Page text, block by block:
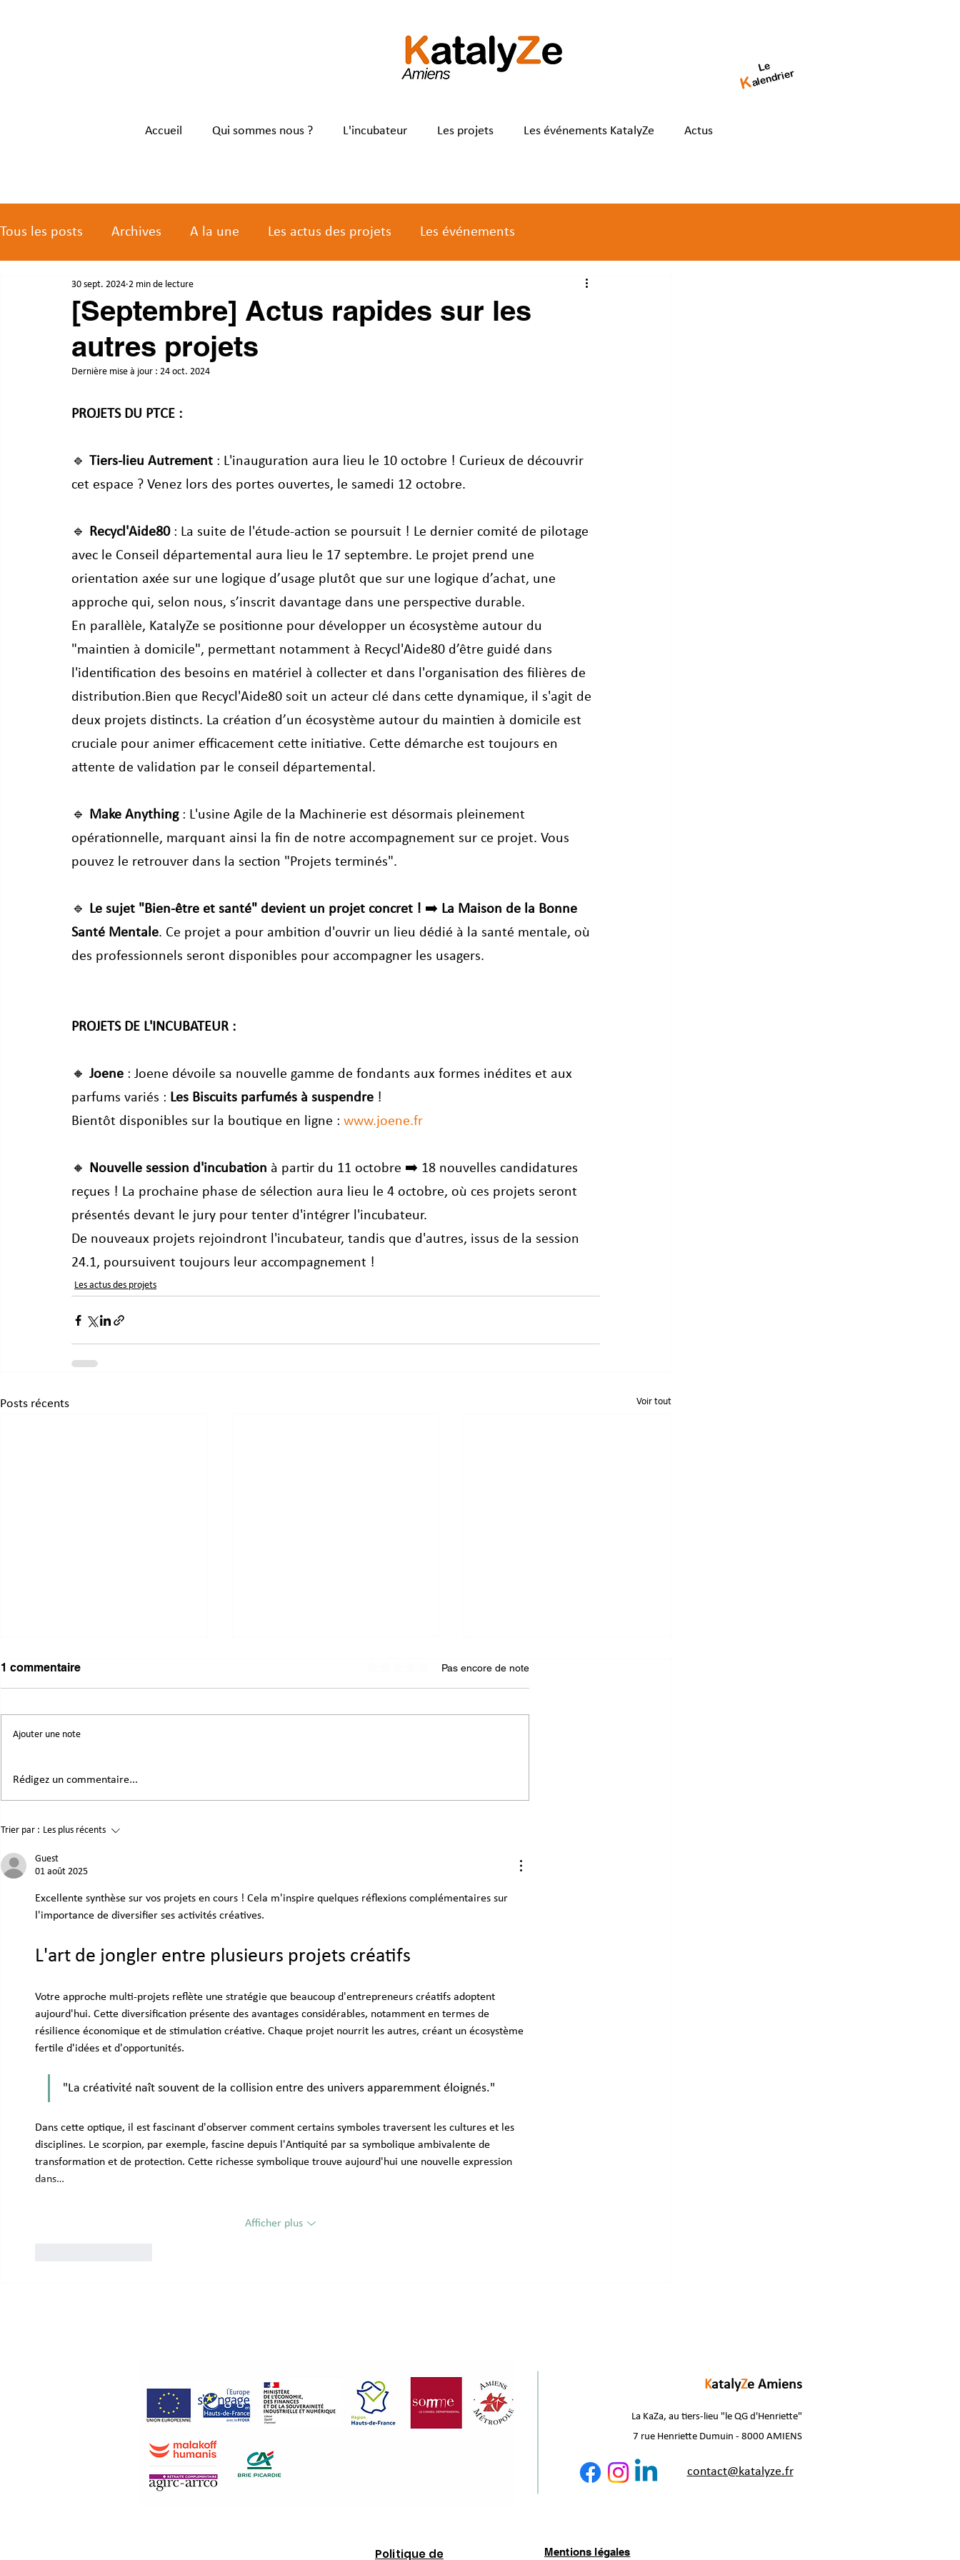
Accueil Qui sommes nous ? L'incubateur Les projets Les événements KatalyZe Actus
Le
Kalendrier
Tous les posts Archives A la une Les actus des projets Les événements
Les actus des membres
[Septembre] Actus rapides sur les
autres projets
30 sept. 2024 2 min de lecture
Dernière mise à jour : 24 oct. 2024
PROJETS DU PTCE :
🔹 Tiers-lieu Autrement : L'inauguration aura lieu le 10 octobre ! Curieux de découvrir
cet espace ? Venez lors des portes ouvertes, le samedi 12 octobre.
🔹 Recycl'Aide80 : La suite de l'étude-action se poursuit ! Le dernier comité de pilotage
avec le Conseil départemental aura lieu le 17 septembre. Le projet prend une
orientation axée sur une logique d’usage plutôt que sur une logique d’achat, une
approche qui, selon nous, s’inscrit davantage dans une perspective durable.
En parallèle, KatalyZe se positionne pour développer un écosystème autour du
"maintien à domicile", permettant notamment à Recycl'Aide80 d’être guidé dans
l'identification des besoins en matériel à collecter et dans l'organisation des filières de
distribution.Bien que Recycl'Aide80 soit un acteur clé dans cette dynamique, il s'agit de
deux projets distincts. La création d’un écosystème autour du maintien à domicile est
cruciale pour animer efficacement cette initiative. Cette démarche est toujours en
attente de validation par le conseil départemental.
🔹 Make Anything : L'usine Agile de la Machinerie est désormais pleinement
opérationnelle, marquant ainsi la fin de notre accompagnement sur ce projet. Vous
pouvez le retrouver dans la section "Projets terminés".
🔹 Le sujet "Bien-être et santé" devient un projet concret ! ➡️ La Maison de la Bonne
Santé Mentale. Ce projet a pour ambition d'ouvrir un lieu dédié à la santé mentale, où
des professionnels seront disponibles pour accompagner les usagers.
PROJETS DE L'INCUBATEUR :
🔸 Joene : Joene dévoile sa nouvelle gamme de fondants aux formes inédites et aux
parfums variés : Les Biscuits parfumés à suspendre !
Bientôt disponibles sur la boutique en ligne : www.joene.fr
🔸 Nouvelle session d'incubation à partir du 11 octobre ➡️ 18 nouvelles candidatures
reçues ! La prochaine phase de sélection aura lieu le 4 octobre, où ces projets seront
présentés devant le jury pour tenter d'intégrer l'incubateur.
De nouveaux projets rejoindront l'incubateur, tandis que d'autres, issus de la session
24.1, poursuivent toujours leur accompagnement !
Les actus des projets
Posts récents Voir tout
Mutualiser, réemployer,
territoire
1 commentaire Noté 0 étoile sur 5.Pas encore de note
Ajouter une note
Rédigez un commentaire...
Trier par : Les plus récents
Guest
01 août 2025
Excellente synthèse sur vos projets en cours ! Cela m'inspire quelques réflexions complémentaires sur
l'importance de diversifier ses activités créatives.
L'art de jongler entre plusieurs projets créatifs
Votre approche multi-projets reflète une stratégie que beaucoup d'entrepreneurs créatifs adoptent
aujourd'hui. Cette diversification présente des avantages considérables, notamment en termes de
résilience économique et de stimulation créative. Chaque projet nourrit les autres, créant un écosystème
fertile d'idées et d'opportunités.
"La créativité naît souvent de la collision entre des univers apparemment éloignés."
Dans cette optique, il est fascinant d'observer comment certains symboles traversent les cultures et les
disciplines. Le scorpion, par exemple, fascine depuis l'Antiquité par sa symbolique ambivalente de
transformation et de protection. Cette richesse symbolique trouve aujourd'hui une nouvelle expression
dans…
Afficher plus
KatalyZe Amiens
La KaZa, au tiers-lieu "le QG d'Henriette"
7 rue Henriette Dumuin - 8000 AMIENS
contact@katalyze.fr
Politique de Mentions légales